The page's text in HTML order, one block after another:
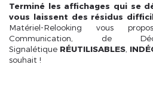
Inscrivez vous et ainsi bénéficier des tarifs
Terminé les affichages qui se
vous laissent des résidus
Matériel-Relooking vous
Communication, de
Signalétique RÉUTILISABLES
souhait !